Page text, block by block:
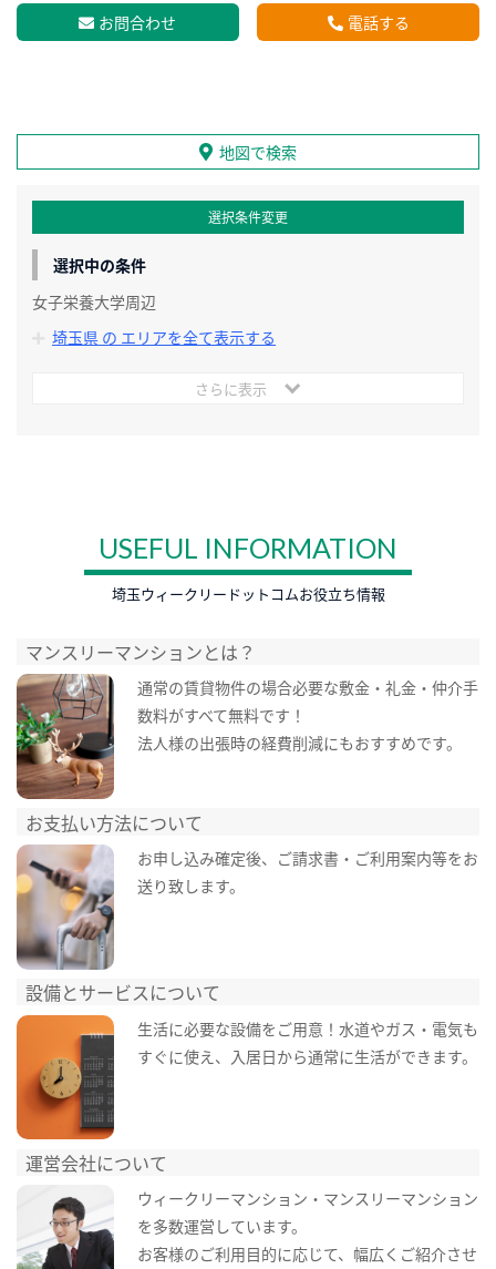
お問合わせ 電話する
地図で検索
選択条件変更
選択中の条件
女子栄養大学周辺
埼玉県 の エリアを全て表示する
さらに表示
USEFUL INFORMATION
埼玉ウィークリードットコムお役立ち情報
マンスリーマンションとは？
通常の賃貸物件の場合必要な敷金・礼金・仲介手
数料がすべて無料です！
法人様の出張時の経費削減にもおすすめです。
お支払い方法について
お申し込み確定後、ご請求書・ご利用案内等をお
送り致します。
設備とサービスについて
生活に必要な設備をご用意！水道やガス・電気も
すぐに使え、入居日から通常に生活ができます。
運営会社について
ウィークリーマンション・マンスリーマンション
を多数運営しています。
お客様のご利用目的に応じて、幅広くご紹介させ